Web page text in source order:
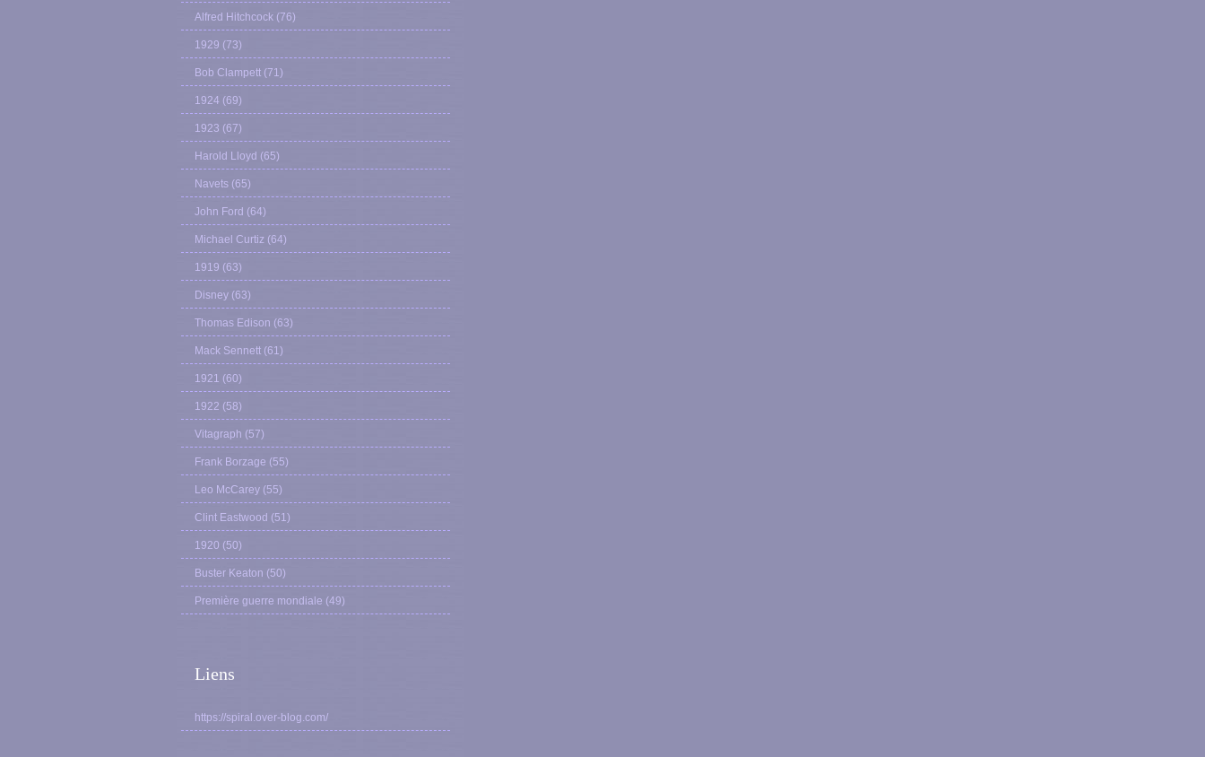
Alfred Hitchcock (76)
1929 (73)
Bob Clampett (71)
1924 (69)
1923 (67)
Harold Lloyd (65)
Navets (65)
John Ford (64)
Michael Curtiz (64)
1919 (63)
Disney (63)
Thomas Edison (63)
Mack Sennett (61)
1921 (60)
1922 (58)
Vitagraph (57)
Frank Borzage (55)
Leo McCarey (55)
Clint Eastwood (51)
1920 (50)
Buster Keaton (50)
Première guerre mondiale (49)
Liens
https://spiral.over-blog.com/